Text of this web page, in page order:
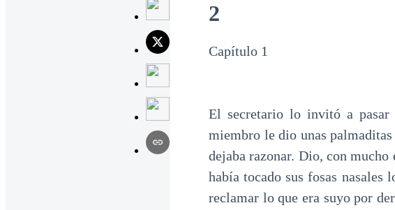
2
Capítulo 1
El secretario lo invitó a
miembro le dio unas palmaditas
dejaba razonar. Dio, con
había tocado sus fosas
reclamar lo que era suyo por